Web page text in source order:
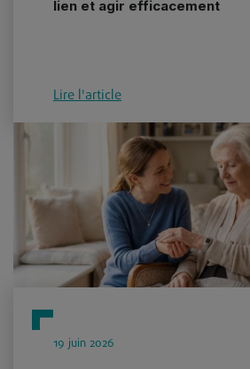
lien et agir efficacement
Lire l'article
19 juin 2026